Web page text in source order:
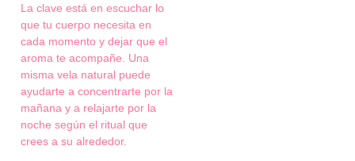
La clave está en escuchar lo
que tu cuerpo necesita en
cada momento y dejar que el
aroma te acompañe. Una
misma vela natural puede
ayudarte a concentrarte por la
mañana y a relajarte por la
noche según el ritual que
crees a su alrededor.